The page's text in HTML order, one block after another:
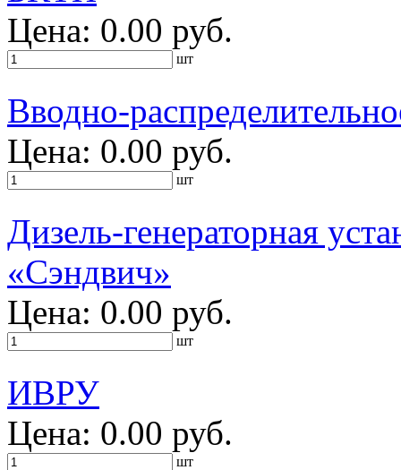
Цена: 0.00 руб.
шт
Вводно-
Цена: 0.00 руб.
шт
Дизель-генераторная
«Сэндвич»
Цена: 0.00 руб.
шт
ИВРУ
Цена: 0.00 руб.
шт